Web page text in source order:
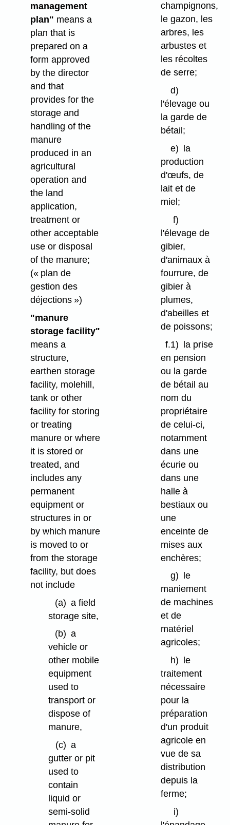
management
plan" means a
plan that is
prepared on a
form approved
by the director
and that
provides for the
storage and
handling of the
manure
produced in an
agricultural
operation and
the land
application,
treatment or
other acceptable
use or disposal
of the manure;
(« plan de
gestion des
déjections »)
"manure
storage facility"
means a
structure,
earthen storage
facility, molehill,
tank or other
facility for storing
or treating
manure or where
it is stored or
treated, and
includes any
permanent
equipment or
structures in or
by which manure
is moved to or
from the storage
facility, but does
not include
(a) a field
storage site,
(b) a
vehicle or
other mobile
equipment
used to
transport or
dispose of
manure,
(c) a
gutter or pit
used to
contain
liquid or
semi-solid
champignons,
le gazon, les
arbres, les
arbustes et
les récoltes
de serre;
d)
l'élevage ou
la garde de
bétail;
e) la
production
d'œufs, de
lait et de
miel;
f)
l'élevage de
gibier,
d'animaux à
fourrure, de
gibier à
plumes,
d'abeilles et
de poissons;
f.1) la prise
en pension
ou la garde
de bétail au
nom du
propriétaire
de celui-ci,
notamment
dans une
écurie ou
dans une
halle à
bestiaux ou
une
enceinte de
mises aux
enchères;
g)
le
maniement
de machines
et de
matériel
agricoles;
h)
le
traitement
nécessaire
pour la
préparation
d'un produit
agricole en
vue de sa
distribution
depuis la
ferme;
i)